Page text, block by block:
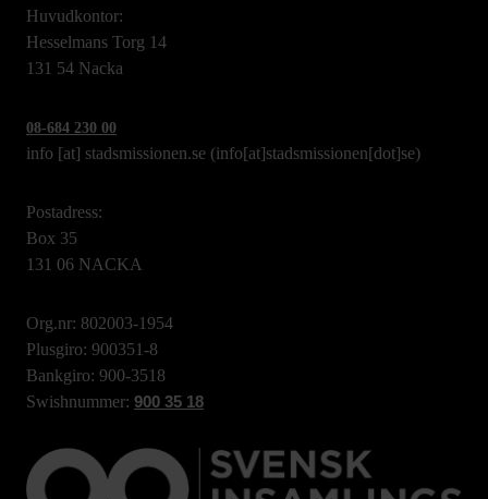
Huvudkontor:
Hesselmans Torg 14
131 54 Nacka
08-684 230 00
info [at] stadsmissionen.se (info[at]stadsmissionen[dot]se)
Postadress:
Box 35
131 06 NACKA
Org.nr: 802003-1954
Plusgiro: 900351-8
Bankgiro: 900-3518
Swishnummer: 900 35 18